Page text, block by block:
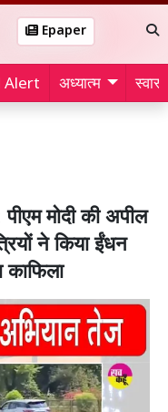
Epaper
Alert अध्यात्म
मोदी की अपील
ने किया ईंधन